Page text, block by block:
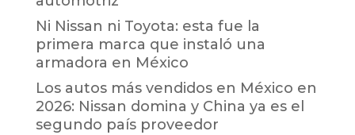
Ni Nissan ni Toyota: esta fue la
primera marca que instaló una
armadora en México
Los autos más vendidos en México en
2026: Nissan domina y China ya es el
segundo país proveedor